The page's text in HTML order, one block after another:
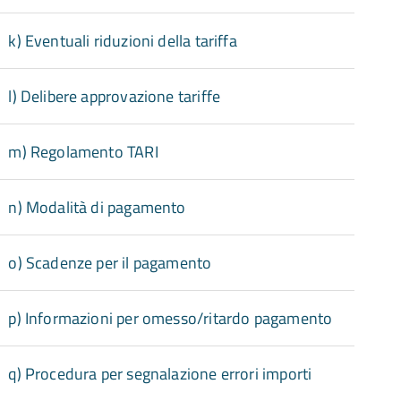
k) Eventuali riduzioni della tariffa
l) Delibere approvazione tariffe
m) Regolamento TARI
n) Modalità di pagamento
o) Scadenze per il pagamento
p) Informazioni per omesso/ritardo pagamento
q) Procedura per segnalazione errori importi